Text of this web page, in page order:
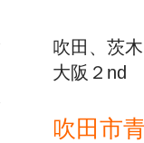
吹田、茨
大阪２nd
吹田市